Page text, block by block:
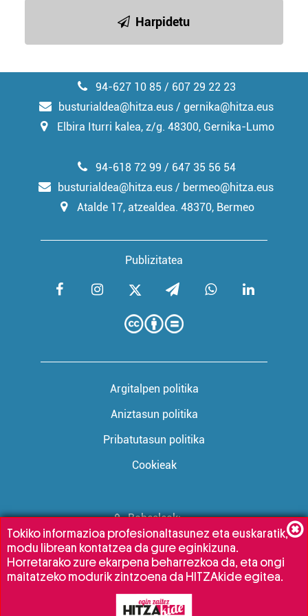
Harpidetu
94-627 10 85 / 607 29 22 23
busturialdea@hitza.eus / gernika@hitza.eus
Elbira Iturri kalea, z/g. 48300, Gernika-Lumo
Publizitatea
94-618 72 99 / 647 35 56 54
busturialdea@hitza.eus / bermeo@hitza.eus
Atalde 17, atzealdea. 48370, Bermeo
Argitalpen politika
Aniztasun politika
Pribatutasun politika
Cookieak
Babesleak:
Tokiko informazioa profesionaltasunez eta euskaratik,
modu librean kontatzea da gure eginkizuna.
Horretarako zure ekarpena beharrezkoa da, eta ongi
maitatzeko modurik zintzoena da HITZAkide egitea.